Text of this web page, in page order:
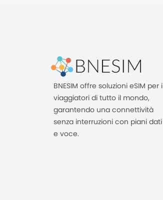
BNESIM offre soluzioni eSIM per i
viaggiatori di tutto il mondo,
garantendo una connettività
senza interruzioni con piani dati
e voce.